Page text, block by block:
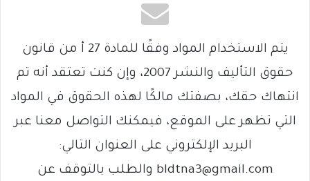
يتم الاستخدام المواد وفقًا للمادة 27 أ من قانون
حقوق التأليف والنشر 2007، وإن كنت تعتقد أنه تم
انتهاك حقك، بصفتك مالكًا لهذه الحقوق في المواد
التي تظهر على الموقع، فيمكنك التواصل معنا عبر
البريد الإلكتروني على العنوان التالي:
bldtna3@gmail.com والطلب بالتوقف عن